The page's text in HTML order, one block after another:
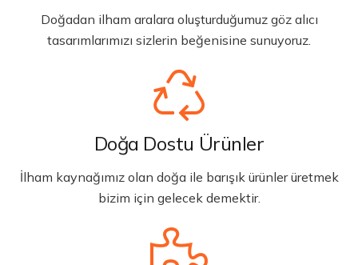
Doğadan ilham aralara oluşturduğumuz göz alıcı
tasarımlarımızı sizlerin beğenisine sunuyoruz.
Doğa Dostu Ürünler
İlham kaynağımız olan doğa ile barışık ürünler üretmek
bizim için gelecek demektir.